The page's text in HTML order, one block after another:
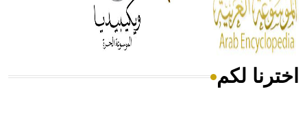
أجود أنواعه، ويمتاز بكبر الحجم ويسمى الش
هل تعلم أن الأبسيد كلمة فرنسية اللفظ تم اعتمادها مصطلحاً
اخترنا لكم